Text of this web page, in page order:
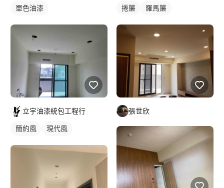
單色油漆
立宇油漆統包工程行
簡約風 現代風
捲簾 羅馬簾
張世欣